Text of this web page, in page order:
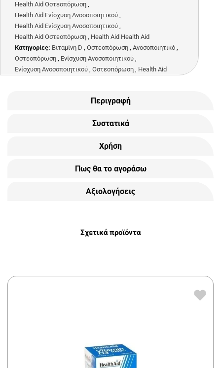
Health Aid Οστεοπόρωση ,
Health Aid Ενίσχυση Ανοσοποιητικού ,
Health Aid Ενίσχυση Ανοσοποιητικού ,
Health Aid Οστεοπόρωση , Health Aid Health Aid
Κατηγορίες: Βιταμίνη D , Οστεοπόρωση , Ανοσοποιητικό ,
Οστεοπόρωση , Ενίσχυση Ανοσοποιητικού ,
Ενίσχυση Ανοσοποιητικού , Οστεοπόρωση , Health Aid
Περιγραφή
Συστατικά
Χρήση
Πως θα το αγοράσω
Αξιολογήσεις
Σχετικά προϊόντα